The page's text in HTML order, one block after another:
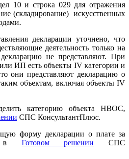
10 и строка 029 для отражения
(складирование) искусственных
декларации уточнено, что
деятельность только на
не представляют. При
ИП есть объекты IV категории и
они представляют декларацию о
объектам, включая объекты IV
категорию объекта НВОС,
СПС КонсультантПлюс.
форму декларации о плате за
в Готовом решении СПС